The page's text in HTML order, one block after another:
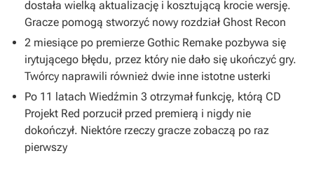
dostała wielką aktualizację i kosztującą krocie wersję.
Gracze pomogą stworzyć nowy rozdział Ghost Recon
2 miesiące po premierze Gothic Remake pozbywa się
irytującego błędu, przez który nie dało się ukończyć gry.
Twórcy naprawili również dwie inne istotne usterki
Po 11 latach Wiedźmin 3 otrzymał funkcję, którą CD
Projekt Red porzucił przed premierą i nigdy nie
dokończył. Niektóre rzeczy gracze zobaczą po raz
pierwszy